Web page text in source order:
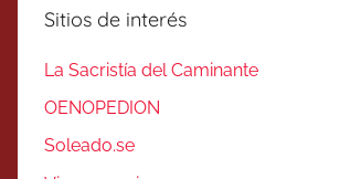
Sitios de interés
La Sacristía del Caminante
OENOPEDION
Soleado.se